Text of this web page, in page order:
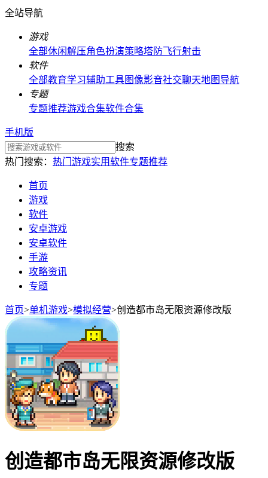
全站导航
游戏
全部休闲解压角色扮演策略塔防飞行射击
软件
全部教育学习辅助工具图像影音社交聊天地图导航
专题
专题推荐游戏合集软件合集
手机版
搜索
热门搜索： 热门游戏实用软件专题推荐
首页
游戏
软件
安卓游戏
安卓软件
手游
攻略资讯
专题
首页>单机游戏>模拟经营>创造都市岛无限资源修改版
创造都市岛无限资源修改版